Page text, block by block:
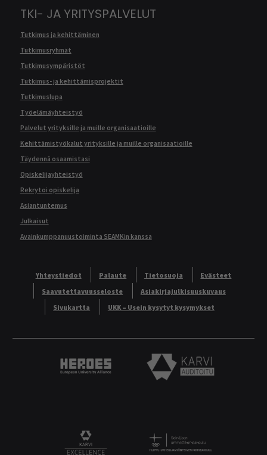
TKI- JA YRITYSPALVELUT
Tutkimus ja kehittäminen
Tutkimusryhmät
Tutkimusympäristöt
Tutkimus- ja kehittämisprojektit
Tutkimuslupa
Työelämäyhteistyö
Palvelut yrityksille ja muille organisaatioille
Kehittämistyökalut yrityksille ja muille organisaatioille
Täydennä osaamistasi
Opiskelijayhteistyö
Rekrytoi opiskelija
Asiantuntemus
Julkaisut
Avainkumppanuustoiminta SEAMKin kanssa
Yhteystiedot Palaute Tietosuoja
Evästeet
Saavutettavuusseloste
Asiakirjajulkisuuskuvaus
Sivukartta
UKK – Usein kysytyt kysymykset
Heroes European University Alliance logo
Karvi Auditoitu logo
KARVI Excellence logo.Logo